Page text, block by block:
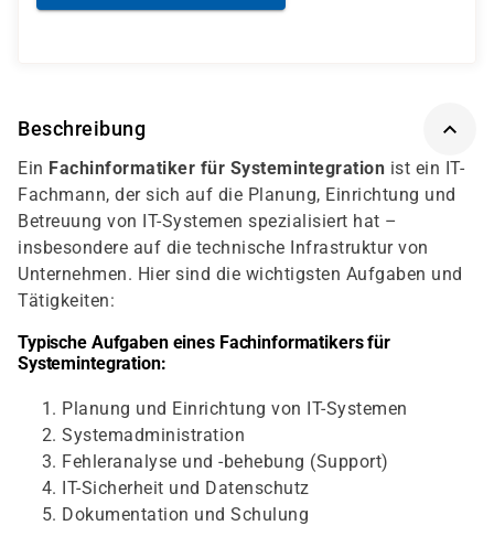
Beschreibung
Ein Fachinformatiker für Systemintegration ist ein IT-
Fachmann, der sich auf die Planung, Einrichtung und
Betreuung von IT-Systemen spezialisiert hat –
insbesondere auf die technische Infrastruktur von
Unternehmen. Hier sind die wichtigsten Aufgaben und
Tätigkeiten:
Typische Aufgaben eines Fachinformatikers für
Systemintegration:
Planung und Einrichtung von IT-Systemen
Systemadministration
Fehleranalyse und -behebung (Support)
IT-Sicherheit und Datenschutz
Dokumentation und Schulung